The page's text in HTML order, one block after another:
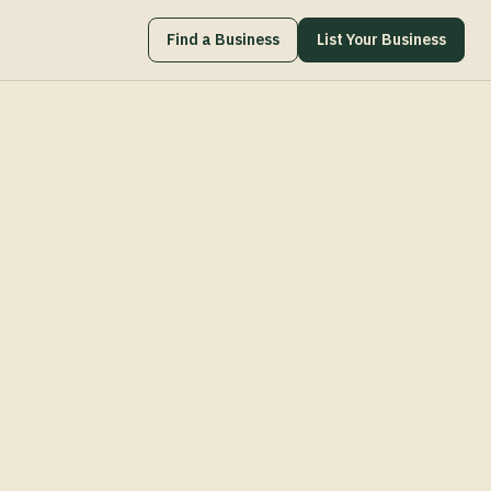
Find a Business List Your Business